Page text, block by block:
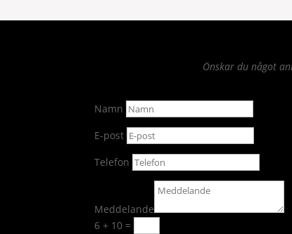
Önskar du något
Namn
E-post
Telefon
Meddelande
6 + 10 =